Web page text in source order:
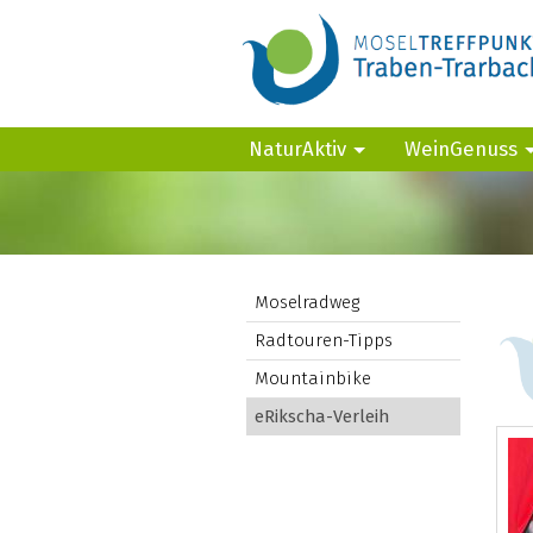
NaturAktiv WeinGenuss
Moselradweg
Radtouren-Tipps
Mountainbike
eRikscha-Verleih